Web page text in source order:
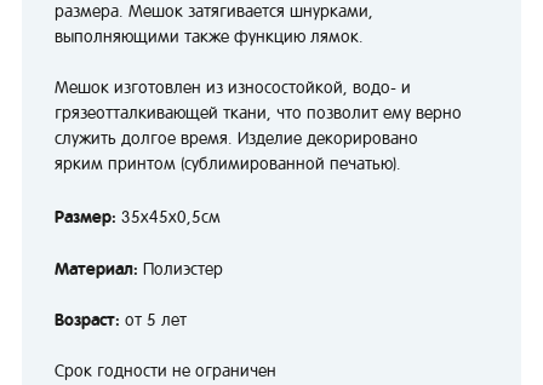
размера. Мешок затягивается шнурками,
выполняющими также функцию лямок.
Мешок изготовлен из износостойкой, водо- и
грязеотталкивающей ткани, что позволит ему верно
служить долгое время. Изделие декорировано
ярким принтом (сублимированной печатью).
Размер: 35х45х0,5см
Материал: Полиэстер
Возраст: от 5 лет
Срок годности не ограничен